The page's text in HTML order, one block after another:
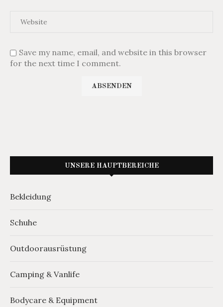
Save my name, email, and website in this browser
for the next time I comment.
UNSERE HAUPTBEREICHE
Bekleidung
Schuhe
Outdoorausrüstung
Camping & Vanlife
Bodycare & Equipment